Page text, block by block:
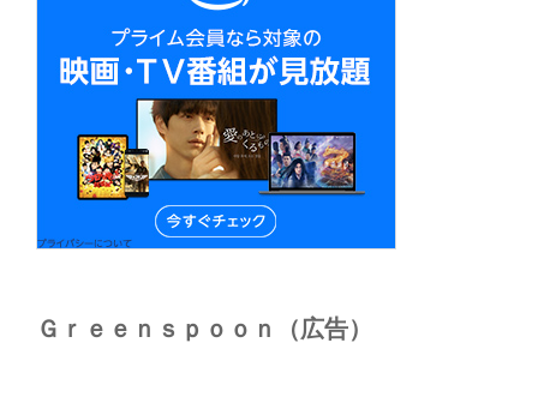
Ｇｒｅｅｎｓｐｏｏｎ（広告）